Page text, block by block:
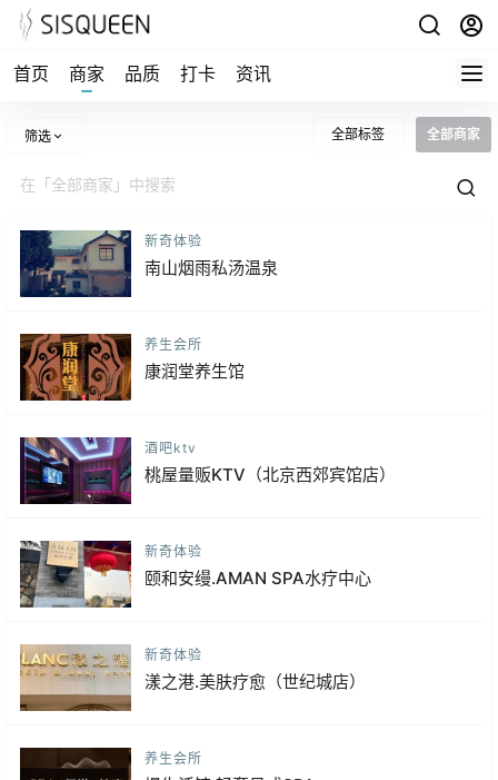
首页 商家 品质 打卡 资讯
筛选 全部标签 全部商家
新奇体验
南山烟雨私汤温泉
养生会所
康润堂养生馆
酒吧ktv
桃屋量贩KTV（北京西郊宾馆店）
新奇体验
颐和安缦.AMAN SPA水疗中心
新奇体验
漾之港.美肤疗愈（世纪城店）
养生会所